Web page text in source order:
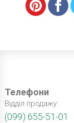
Телефони
Відділ продажу:
(099) 655-51-01